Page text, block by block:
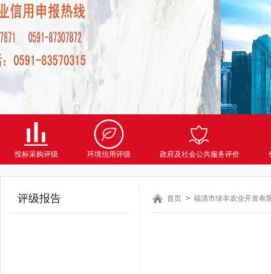
投标采购评级 环境信用评级 政府及社会公共服务评价
评级报告 首页 福清市绿丰农业开发有